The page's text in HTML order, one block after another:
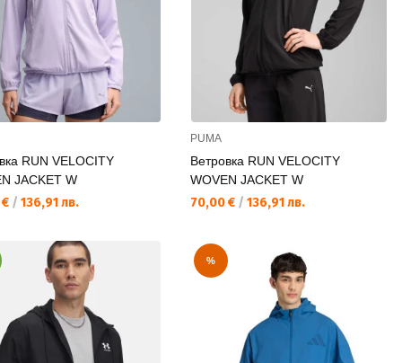
RUN VELOCITY
JACKET W
цена:
/ 136,91 лв.
PUMA
Ветровка RUN VELOCITY
WOVEN JACKET W
Текуща цена:
70,00 € / 136,91 лв.
%